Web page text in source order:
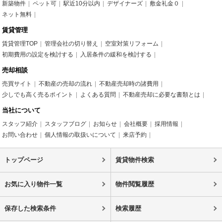
新築物件 ペット可 駅近10分以内 デザイナーズ
敷金礼金０
ネット無料
賃貸管理
賃貸管理TOP 管理会社の切り替え
空室対策リフォーム
初期費用の設定を検討する
入居条件の緩和を検討する
売却相談
売買サイト 不動産の売却の流れ
不動産売却時の諸費用
少しでも高く売るポイント
よくある質問 不動産売却に必要な書類とは
当社について
スタッフ紹介 スタッフブログ お知らせ 会社概要
採用情報
お問い合わせ
個人情報の取扱いについて 来店予約
トップページ 賃貸物件検索
お気に入り物件一覧 物件閲覧履歴
保存した検索条件 検索履歴